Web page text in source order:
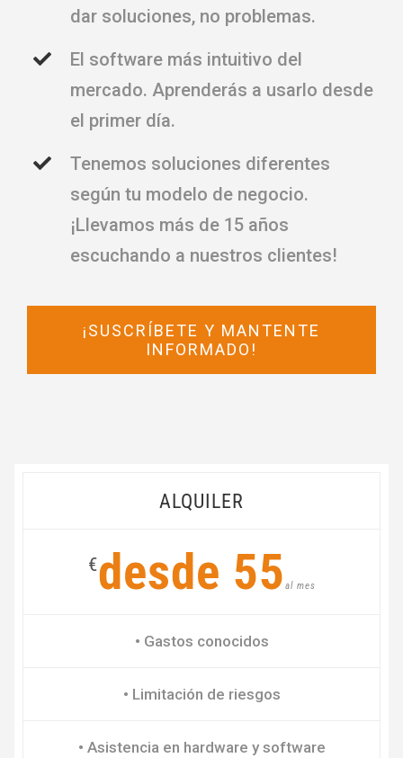
dar soluciones, no problemas.
El software más intuitivo del
mercado. Aprenderás a usarlo desde
el primer día.
Tenemos soluciones diferentes
según tu modelo de negocio.
¡Llevamos más de 15 años
escuchando a nuestros clientes!
¡SUSCRÍBETE Y MANTENTE
INFORMADO!
ALQUILER
€desde 55 al mes
• Gastos conocidos
• Limitación de riesgos
• Asistencia en hardware y software